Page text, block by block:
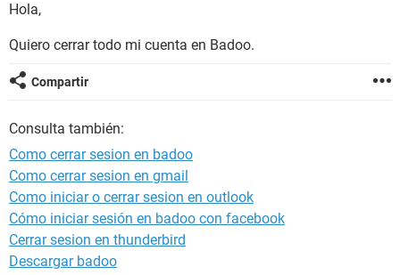
Hola,
Quiero cerrar todo mi cuenta en Badoo.
Compartir
Consulta también:
Como cerrar sesion en badoo
Como cerrar sesion en gmail
Como iniciar o cerrar sesion en outlook
Cómo iniciar sesión en badoo con facebook
Cerrar sesion en thunderbird
Descargar badoo